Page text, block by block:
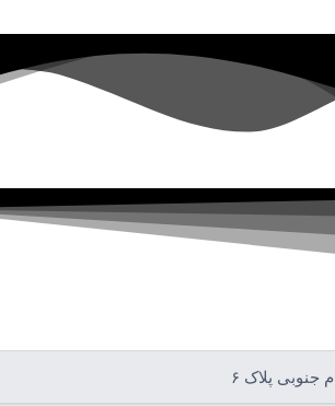
جنوبی پلاک ۶